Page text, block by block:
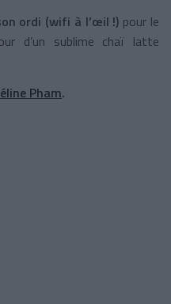
ordi (wifi à l’œil !) pour le
d’un sublime chaï latte
Pham.